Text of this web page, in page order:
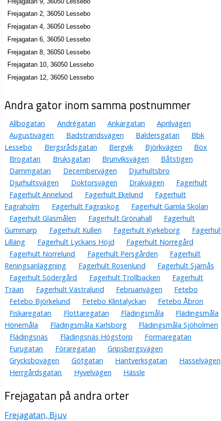
Frejagatan 2, 36050 Lessebo
Frejagatan 4, 36050 Lessebo
Frejagatan 6, 36050 Lessebo
Frejagatan 8, 36050 Lessebo
Frejagatan 10, 36050 Lessebo
Frejagatan 12, 36050 Lessebo
Andra gator inom samma postnummer
Allbogatan Andrégatan Ankargatan
Aprilvägen
Augustivägen
Badstrandsvägen Baldersgatan
Bbk
Lessebo
Bergsrådsgatan Bergvik Björkvägen
Box
Brogatan
Bruksgatan Brunviksvägen
Båtstigen
Dammgatan
Decembervägen
Djurhultsbro
Djurhultsvägen
Doktorsvägen Drakvägen
Fagerhult
Fagerhult Annelund
Fagerhult Ekelund
Fagerhult
Fagraholm
Fagerhult Fagraskog
Fagerhult Gamla Skolan
Fagerhult Glasmålen
Fagerhult Grönahall
Fagerhult
Gummarp
Fagerhult Kullen Fagerhult Kyrkeborg
Lilläng
Fagerhult Lyckans Höjd
Fagerhult Norregård
Fagerhult Norrelund
Fagerhult Persgården
Fagerhult
Reningsanläggning
Fagerhult Rosenlund
Fagerhult Sjärnås
Fagerhult Södergård
Fagerhult Trollbacken
Fagerhult
Träan
Fagerhult Västralund Februarivägen
Fetebo
Fetebo Björkelund
Fetebo Klintalyckan
Fetebo Åbron
Fiskaregatan
Flottaregatan Flädingsmåla
Flädingsmåla
Hönemåla
Flädingsmåla Karlsborg
Flädingsmåla Sjöholmen
Flädingsnäs
Flädingsnäs Högstorp
Formaregatan
Furugatan
Föraregatan
Gripsbergsvägen
Grycksbovägen
Götgatan Hantverksgatan
Hasselvägen
Herrgårdsgatan
Hyvelvägen Hässle
Frejagatan på andra orter
Frejagatan, Bjuv